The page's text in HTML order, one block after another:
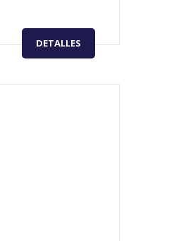
DETALLES